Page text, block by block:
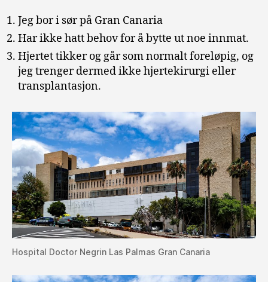
Jeg bor i sør på Gran Canaria
Har ikke hatt behov for å bytte ut noe innmat.
Hjertet tikker og går som normalt foreløpig, og
jeg trenger dermed ikke hjertekirurgi eller
transplantasjon.
Hospital Doctor Negrin Las Palmas Gran Canaria